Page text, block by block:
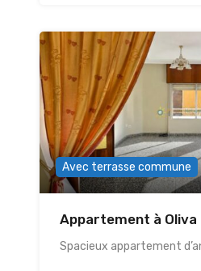
Avec terrasse commune
Appartement à Oliva
Spacieux appartement